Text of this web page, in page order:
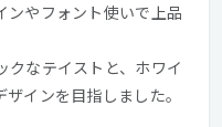
ンやフォント使いで上品
クなテイストと、ホワイ
インを目指しました。